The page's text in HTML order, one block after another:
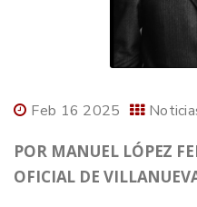
Feb 16 2025
POR MANUEL LÓPEZ
OFICIAL DE